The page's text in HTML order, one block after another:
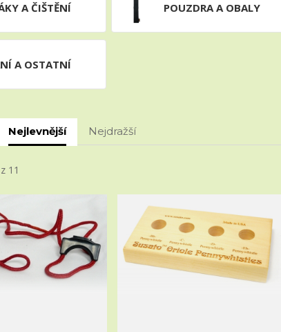
A ČIŠTĚNÍ POUZDRA A OBALY
A OSTATNÍ
Nejlevnější Nejdražší
11